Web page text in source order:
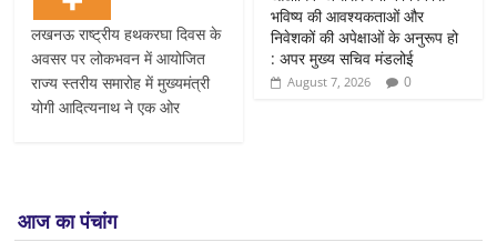
लखनऊ राष्ट्रीय हथकरघा दिवस के
अवसर पर लोकभवन में आयोजित
राज्य स्तरीय समारोह में मुख्यमंत्री
योगी आदित्यनाथ ने एक ओर
भविष्य की आवश्यकताओं और
निवेशकों की अपेक्षाओं के अनुरूप हो
: अपर मुख्य सचिव मंडलोई
August 7, 2026 0
आज का पंचांग